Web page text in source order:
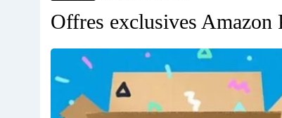
Offres exclusives